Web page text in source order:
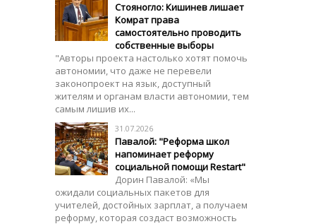
Стояногло: Кишинев лишает
Комрат права
самостоятельно проводить
собственные выборы
"Авторы проекта настолько хотят помочь
автономии, что даже не перевели
законопроект на язык, доступный
жителям и органам власти автономии, тем
самым лишив их...
31.07.2026
Павалой: "Реформа школ
напоминает реформу
социальной помощи Restart"
Дорин Павалой: «Мы
ожидали социальных пакетов для
учителей, достойных зарплат, а получаем
реформу, которая создаст возможность